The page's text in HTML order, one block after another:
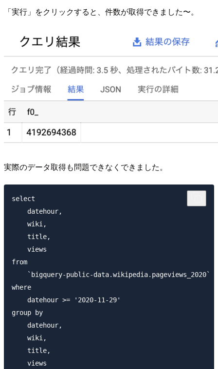
「実行」をクリックすると、件数が取得できました〜。
実際のデータ取得も問題できなくできました。
select
    datehour,
    wiki,
    title,
    views
from
    `bigquery-public-data.wikipedia.pageviews_2020`
where
    datehour >= '2020-11-29'
group by
    datehour,
    wiki,
    title,